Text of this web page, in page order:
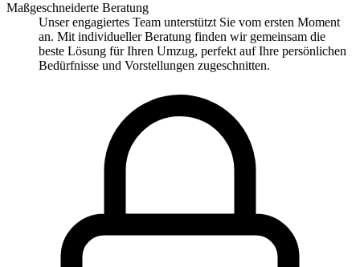
Maßgeschneiderte Beratung
Unser engagiertes Team unterstützt Sie vom ersten Moment
an. Mit individueller Beratung finden wir gemeinsam die
beste Lösung für Ihren Umzug, perfekt auf Ihre persönlichen
Bedürfnisse und Vorstellungen zugeschnitten.